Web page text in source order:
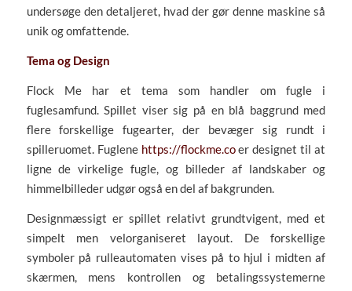
undersøge den detaljeret, hvad der gør denne maskine så
unik og omfattende.
Tema og Design
Flock Me har et tema som handler om fugle i
fuglesamfund. Spillet viser sig på en blå baggrund med
flere forskellige fugearter, der bevæger sig rundt i
spilleruomet. Fuglene https://flockme.coer designet til at
ligne de virkelige fugle, og billeder af landskaber og
himmelbilleder udgør også en del af bakgrunden.
Designmæssigt er spillet relativt grundtvigent, med et
simpelt men velorganiseret layout. De forskellige
symboler på rulleautomaten vises på to hjul i midten af
skærmen, mens kontrollen og betalingssystemerne